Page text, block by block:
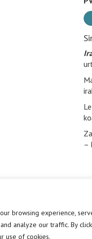
browsing experience,
analyze our traffic. By
use of cookies.
–